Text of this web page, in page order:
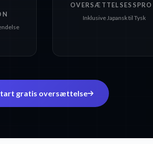
Inklusive Japansk til Tysk
gratis oversættelse